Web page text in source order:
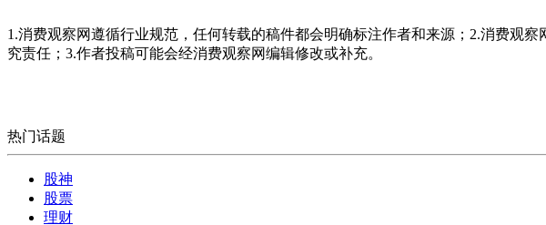
1.消费观察网遵循行业规范，任何转载的稿件都会明确标注作者和来源；2.消费观
究责任；3.作者投稿可能会经消费观察网编辑修改或补充。
热门话题
股神
股票
理财